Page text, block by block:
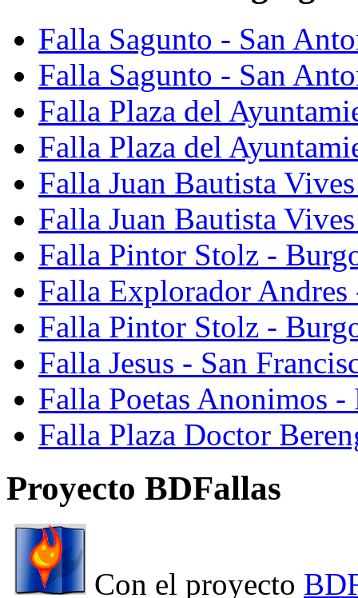
Falla Sagunto - San
Falla Sagunto - San
Falla Plaza del
Falla Plaza del
Falla Juan Bautista
Falla Juan Bautista
Falla Pintor Stolz -
Falla Explorador Andres
Falla Pintor Stolz -
Falla Jesus - San
Falla Poetas Anonimos
Falla Plaza Doctor
Proyecto BDFallas
Con el proyecto